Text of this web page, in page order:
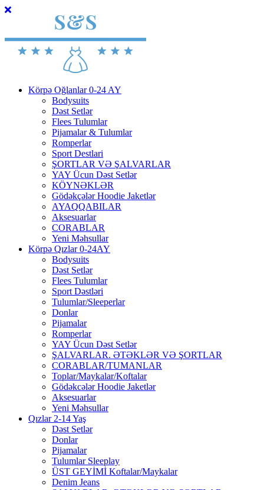
Körpə Oğlanlar 0-24 AY
Bodysuits
Dəst Setlər
Flees Tulumlar
Pijamalar & Tulumlar
Romperlar
Sport Destlari
ŞORTLAR VƏ ŞALVARLAR
YAY Ücun Dəst Setlər
KÖYNƏKLƏR
Gödəkçələr Hoodie Jaketlər
AYAQQABILAR
Aksesuarlar
CORABLAR
Yeni Məhsullar
Körpə Qızlar 0-24AY
Bodysuits
Dəst Setlər
Flees Tulumlar
Sport Dəstləri
Tulumlar/Sleeperlar
Donlar
Pijamalar
Romperlar
YAY Ücun Dəst Setlər
ŞALVARLAR. ƏTƏKLƏR VƏ ŞORTLAR
CORABLAR/TUMANLAR
Toplar/Maykalar/Koftalar
Gödəkcələr Hoodie Jaketlər
Aksesuarlar
Yeni Məhsullar
Qızlar 2-14 Yaş
Dəst Setlər
Donlar
Pijamalar
Tulumlar Sleeplay
ÜST GEYİMİ Koftalar/Maykalar
Denim Jeans